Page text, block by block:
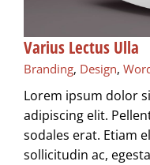
Varius Lectus Ulla
Branding, Design,
Lorem ipsum dolor
adipiscing elit.
sodales erat. Etiam
sollicitudin ac,